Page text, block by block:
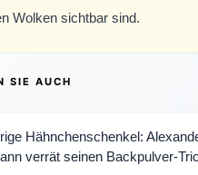
Wolken sichtbar sind.
SIE AUCH
Hähnchenschenkel:
verrät seinen Backpulver-